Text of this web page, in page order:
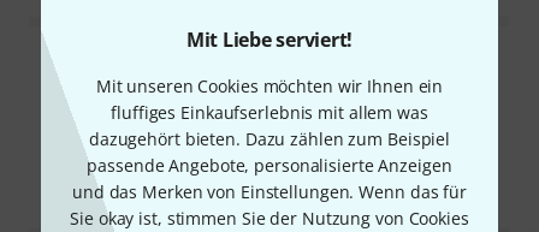
Mit Liebe serviert!
Mit unseren Cookies möchten wir Ihnen ein
fluffiges Einkaufserlebnis mit allem was
dazugehört bieten. Dazu zählen zum Beispiel
passende Angebote, personalisierte Anzeigen
und das Merken von Einstellungen. Wenn das für
Sie okay ist, stimmen Sie der Nutzung von Cookies
Alternativen vergleichen